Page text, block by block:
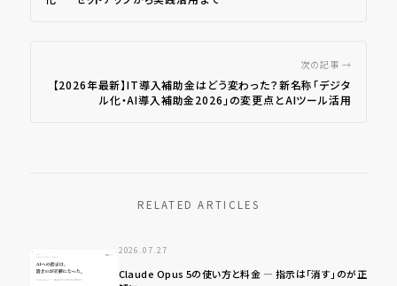
次の記事 →
【2026年最新】IT導入補助金はどう変わった？新名称「デジタ
ル化・AI導入補助金2026」の変更点とAIツール活用
RELATED ARTICLES
2026.07.27
Claude Opus 5の使い方と料金 ― 指示は「消す」のが正